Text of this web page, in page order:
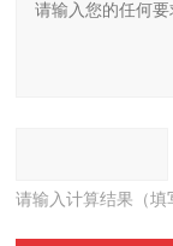
请输入计算结果（